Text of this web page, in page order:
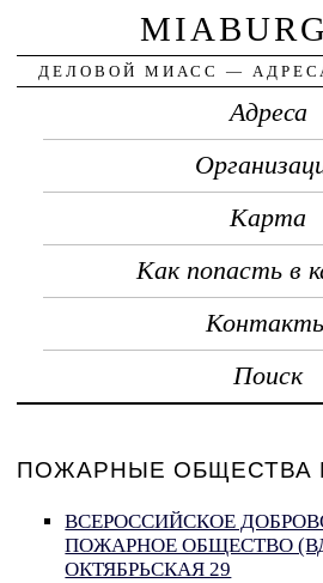
ДЕЛОВОЙ МИАСС —
Адреса
Карта
Как попасть в
Поиск
ПОЖАРНЫЕ ОБЩЕСТВА
ВСЕРОССИЙСКОЕ
ПОЖАРНОЕ ОБЩЕСТВО
ОКТЯБРЬСКАЯ 29